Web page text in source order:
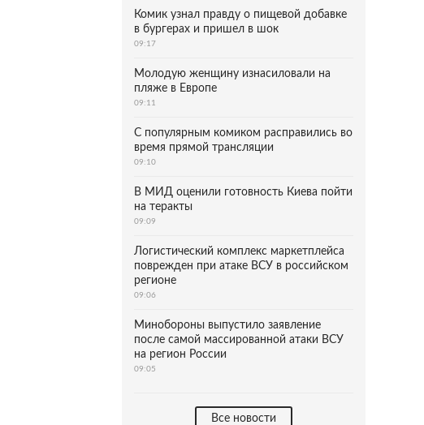
Комик узнал правду о пищевой добавке
в бургерах и пришел в шок
09:17
Молодую женщину изнасиловали на
пляже в Европе
09:11
С популярным комиком расправились во
время прямой трансляции
09:10
В МИД оценили готовность Киева пойти
на теракты
09:09
Логистический комплекс маркетплейса
поврежден при атаке ВСУ в российском
регионе
09:06
Минобороны выпустило заявление
после самой массированной атаки ВСУ
на регион России
09:05
Все новости